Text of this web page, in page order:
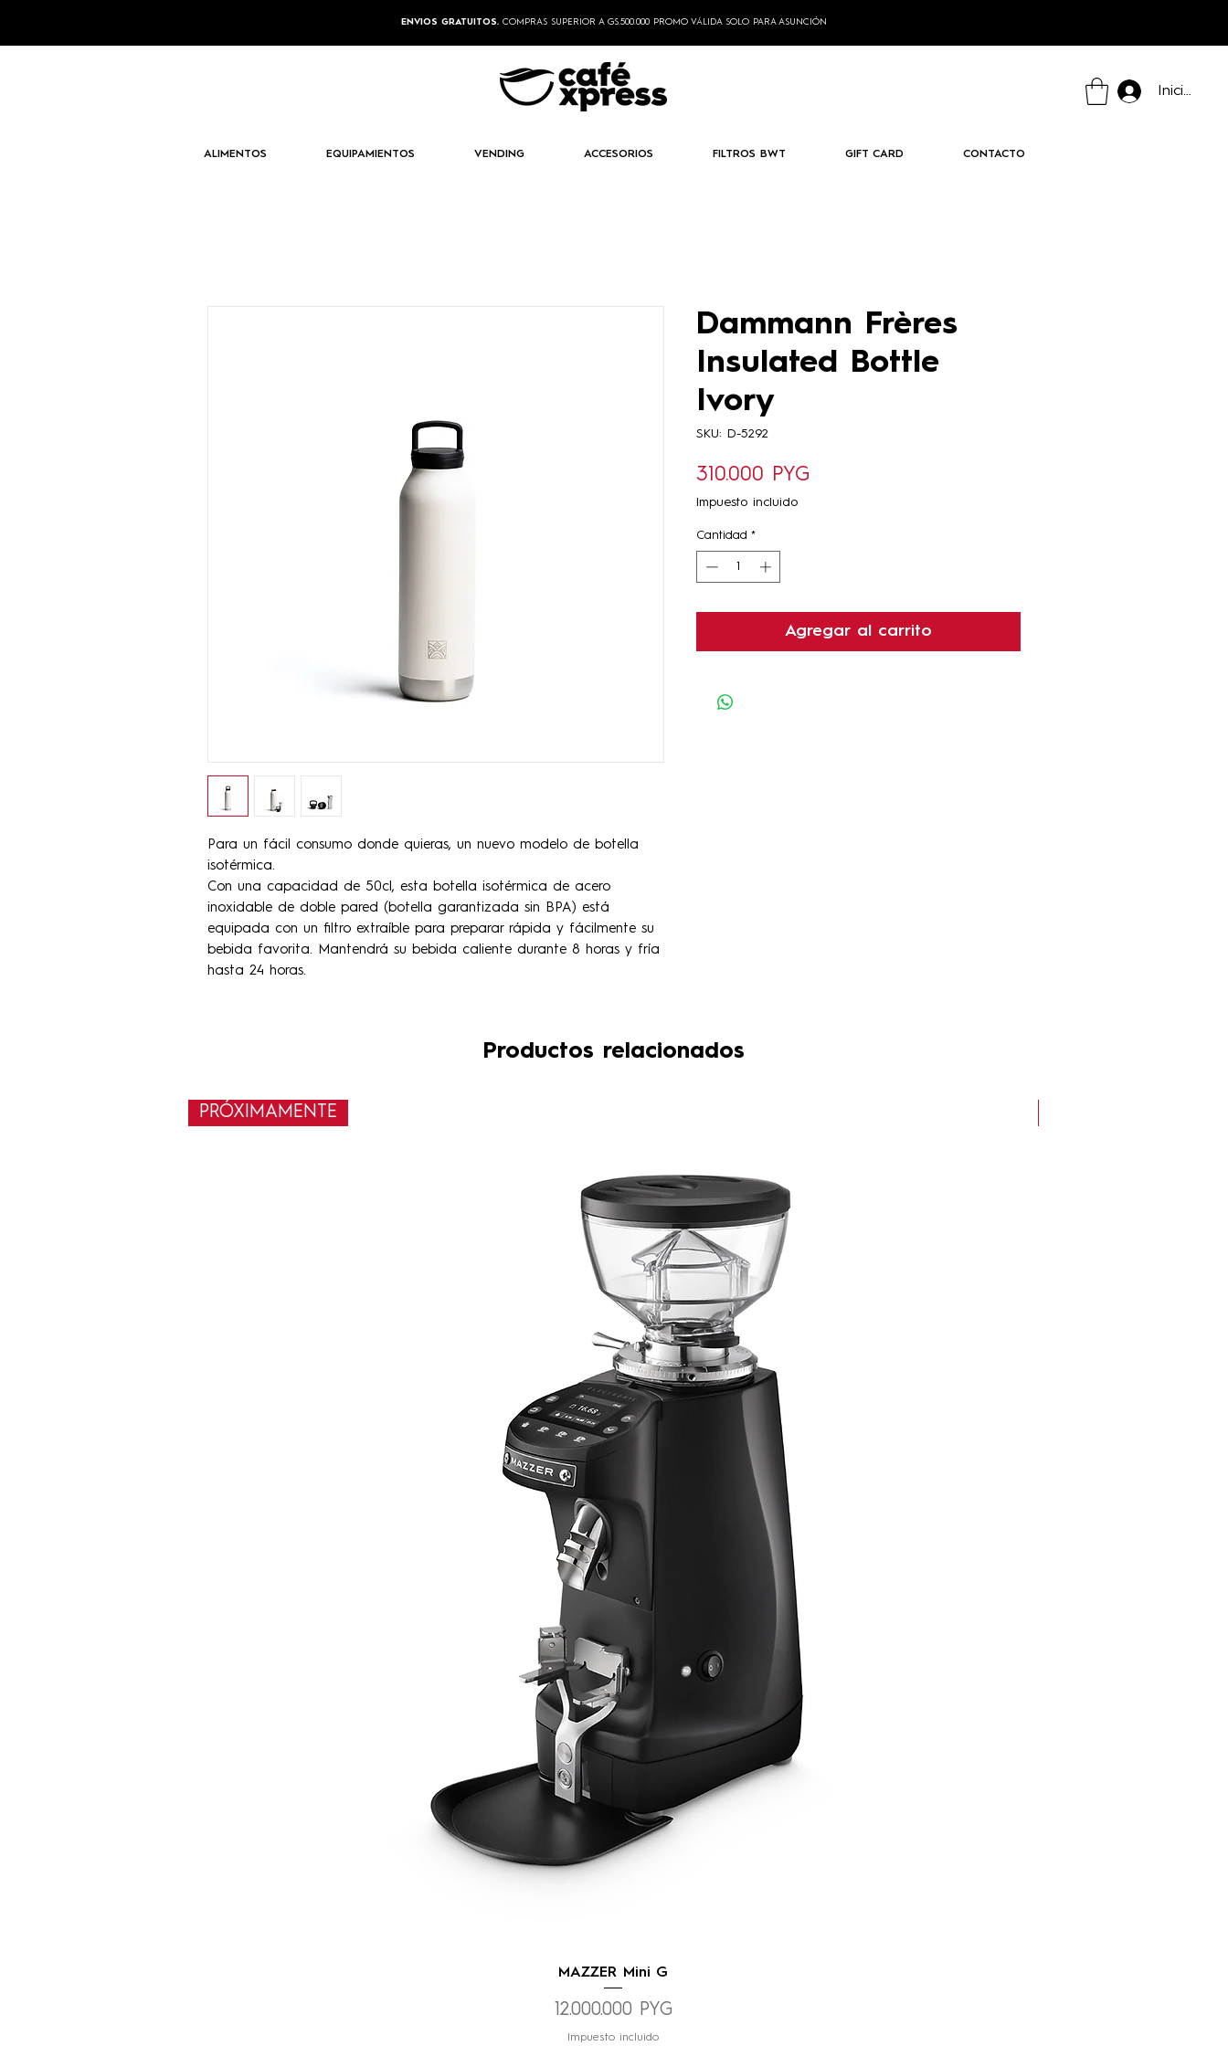
ENVIOS GRATUITOS. COMPRAS SUPERIOR A GS.500.000 PROMO VÁLIDA SOLO PARA ASUNCIÓN
Iniciar
ALIMENTOS EQUIPAMIENTOS VENDING ACCESORIOS FILTROS BWT GIFT CARD CONTACTO
Para un fácil consumo donde quieras, un nuevo modelo de botella
isotérmica.
Con una capacidad de 50cl, esta botella isotérmica de acero
inoxidable de doble pared (botella garantizada sin BPA) está
equipada con un filtro extraíble para preparar rápida y fácilmente su
bebida favorita. Mantendrá su bebida caliente durante 8 horas y fría
hasta 24 horas.
Dammann Frères
Insulated Bottle
Ivory
SKU: D-5292
310.000 PYG
Impuesto incluido
Cantidad *
Agregar al carrito
Productos relacionados
Vista rápida
PRÓXIMAMENTE
MAZZER Mini G
Precio
12.000.000 PYG
Impuesto incluido